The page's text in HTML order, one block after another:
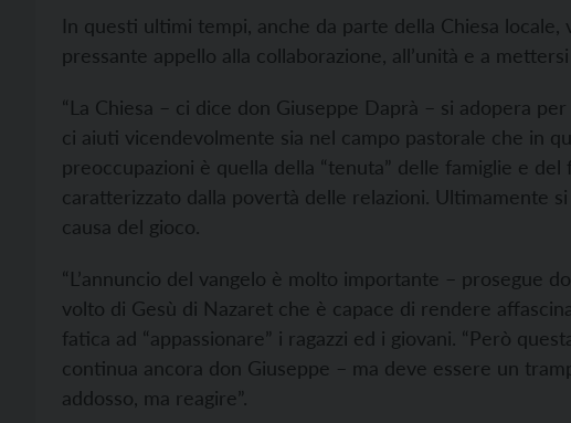
In questi ultimi tempi, anche da parte della Chiesa
pressante appello alla collaborazione, all’unità e a
“La Chiesa – ci dice don Giuseppe Daprà – si adopera
ci aiuti vicendevolmente sia nel campo pastorale che in
preoccupazioni è quella della “tenuta” delle famiglie e
caratterizzato dalla povertà delle relazioni. Ultimamente
causa del gioco.
“L’annuncio del vangelo è molto importante – prosegue
volto di Gesù di Nazaret che è capace di rendere
fatica ad “appassionare” i ragazzi ed i giovani. “Però
continua ancora don Giuseppe – ma deve essere un
addosso, ma reagire”.